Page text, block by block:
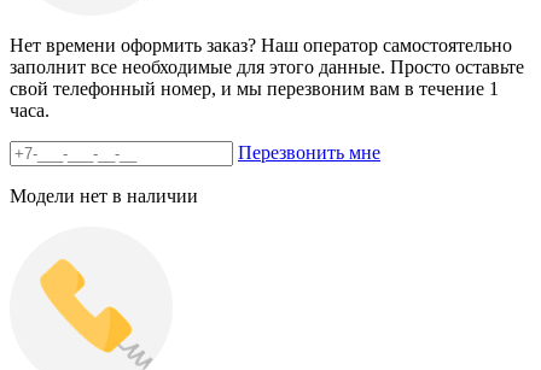
Нет времени оформить заказ? Наш оператор самостоятельно
заполнит все необходимые для этого данные. Просто оставьте
свой телефонный номер, и мы перезвоним вам в течение 1
часа.
Перезвонить мне
Модели нет в наличии